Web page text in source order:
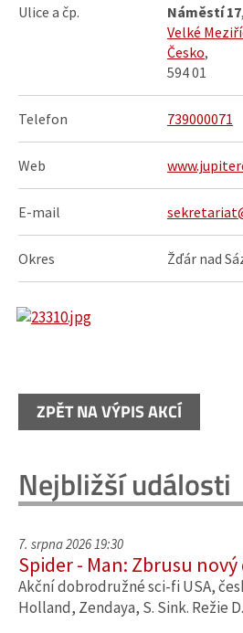
Ulice a čp. Náměstí 17,
Velké
Česko,
594 01
Telefon 739000071
Web
E-mail
Okres Žďár nad
ZPĚT NA VÝPIS AKCÍ
Nejbližší události
7. srpna 2026 19:30
Spider - Man: Zbrusu nový
Akční dobrodružné sci-fi USA,
Holland, Zendaya, S. Sink. Režie